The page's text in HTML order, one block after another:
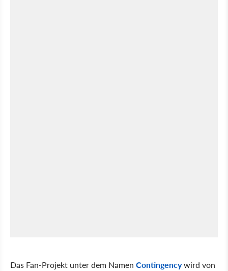
Das Fan-Projekt unter dem Namen Contingencywird von